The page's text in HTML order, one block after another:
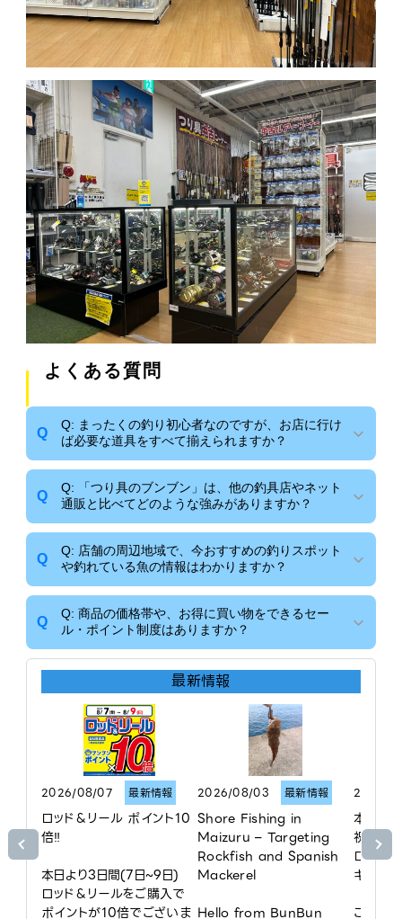
よくある質問
Q
Q: まったくの釣り初心者なのですが、お店に行け
ば必要な道具をすべて揃えられますか？
A
A: はい、初めての方でも安心して釣りを始められる
よう、竿やリール、仕掛けがセットになった入門
セットから防波堤・船・ルアー釣りなどの専門道具
まで豊富に取り揃えております。専門知識を持った
スタッフが、お客様の予算や「どこで、何を釣りた
いか」に合わせて親切に道具選びをサポートいたし
Q
Q: 「つり具のブンブン」は、他の釣具店やネット
通販と比べてどのような強みがありますか？
A
A: 当店は関西・関東を中心に展開する大型釣具専門
店として、圧倒的な品揃えと最新タックル（釣具）
のいち早い入荷が最大の特徴です。ネット通販とは
違い、実際にリールの巻き心地や竿の軽さを手に
とって体感していただけるほか、地域ごとの「今ま
さに釣れている最新の釣り物情報（リアルタイムの
点が大きな強みです。
Q
Q: 店舗の周辺地域で、今おすすめの釣りスポット
や釣れている魚の情報はわかりますか？
A はい、お任せください！
つり具のブンブン京都伏見店では、近隣エリアの最
新釣果情報やおすすめの釣り場をご案内しておりま
す。
この時期は、桂川・宇治川・木津川ではブラックバ
スやナマズ、琵琶湖ではブラックバスや小鮎、日本
海方面ではアジ・キス・イカ・青物などが人気で
す。
「今釣れている魚は？」「初心者におすすめの釣り
場は？」「必要な仕掛けやルアーは？」など、お客
様のご希望に合わせてスタッフが丁寧にご案内いた
します。ぜひお気軽にご相談ください。
Q
Q: 商品の価格帯や、お得に買い物をできるセー
ル・ポイント制度はありますか？
A: 当店では、初心者向けのリーズナブルな価格帯か
ら、ベテランの方も納得のハイエンドモデルまで幅
広くカバーしています。また、お買い物ごとにポイ
ントが貯まるお得な「ブンブン会員カード（アプ
リ）」をご用意しているほか、季節ごとの大型セー
ルやイベントも定期的に開催しております。平均的
な予算感やセールの最新情報は、公式アプリやホー
ムページの店舗情報からいつでもご確認いただけま
最新情報
2026/08/07 最新情報
ロッド＆リール ポイント10
倍‼️
本日より3日間(7日~9日)
ロッド＆リールをご購入で
ポイントが10倍でございま
2026/08/03 最新情報
Shore Fishing in
Maizuru – Targeting
Rockfish and Spanish
Mackerel
Hello from BunBun
2026/
本日7/
祝）
ロッド
キャン
ご購入